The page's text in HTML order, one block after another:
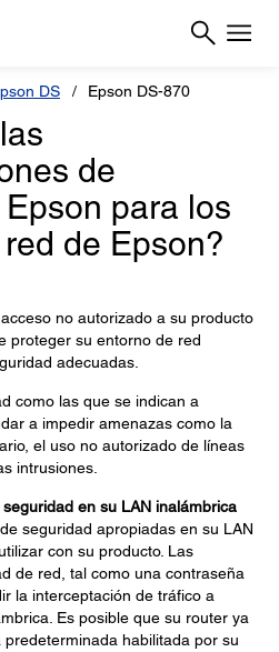
DS Epson DS-870
de
para los
de Epson?
no autorizado a su producto
proteger su entorno de red
adecuadas.
como las que se indican a
a impedir amenazas como la
el uso no autorizado de líneas
intrusiones.
en su LAN inalámbrica
seguridad apropiadas en su LAN
con su producto. Las
de red, tal como una contraseña
la interceptación de tráfico a
Es posible que su router ya
habilitada por su